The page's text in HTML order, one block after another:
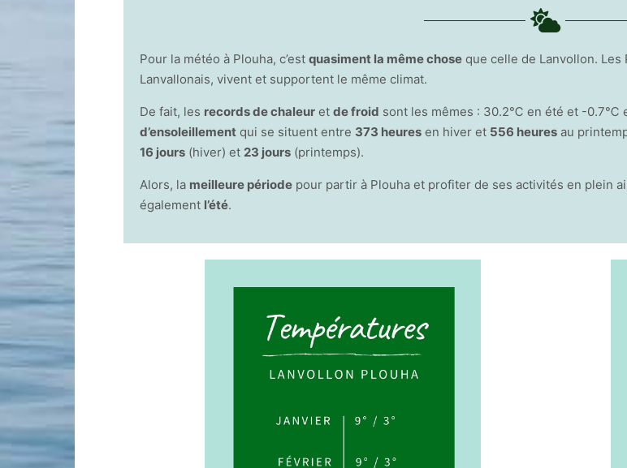
Pour la météo à Plouha, c’est quasiment la même chose que celle de Lanvollon.
Lanvallonais, vivent et supportent le même climat.
De fait, les records de chaleur et de froid sont les mêmes : 30.2℃ en été et -0.7℃
d’ensoleillement qui se situent entre 373 heures en hiver et 556 heures au
16 jours (hiver) et 23 jours (printemps).
Alors, la meilleure période pour partir à Plouha et profiter de ses activités en plein
également l’été.